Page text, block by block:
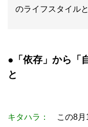
のライフスタイル
●「依存」から「
と
キタハラ：
この8月